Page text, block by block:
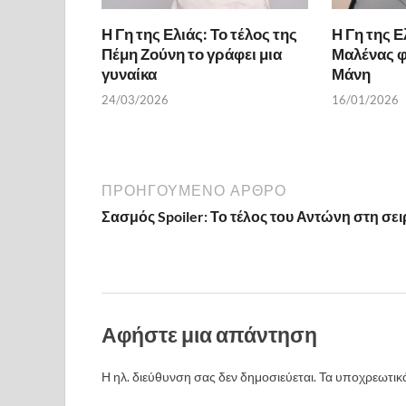
Η Γη της Ελιάς: Το τέλος της
Πέμη Ζούνη το γράφει μια
γυναίκα
24/03/2026
Η Γη της
Μαλένας
Μάνη
16/01/2026
ΠΡΟΗΓΟΎΜΕΝΟ ΆΡΘΡΟ
Σασμός Spoiler: Το τέλος του Αντώνη στη
Αφήστε μια απάντηση
Η ηλ. διεύθυνση σας δεν δημοσιεύεται.Τα